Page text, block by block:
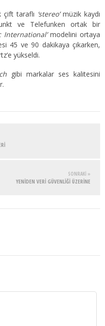
çift taraflı ‘stereo’müzik kaydı
ve Telefunken ortak bir
International’modelini ortaya
45 ve 90 dakikaya çıkarken,
yükseldi.
gibi markalar ses kalitesini
SONRAKI »
YENIDEN VERI GÜVENLIĞI ÜZERINE